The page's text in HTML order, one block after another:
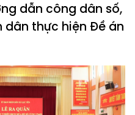
dẫn công dân số,
dân thực hiện Đề án